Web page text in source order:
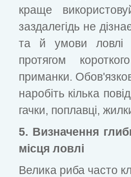
краще
заздалегідь не
та й умови ловлі
протягом
приманки.
наробіть кілька
гачки, поплавці,
5. Визначення
місця ловлі
Велика риба часто